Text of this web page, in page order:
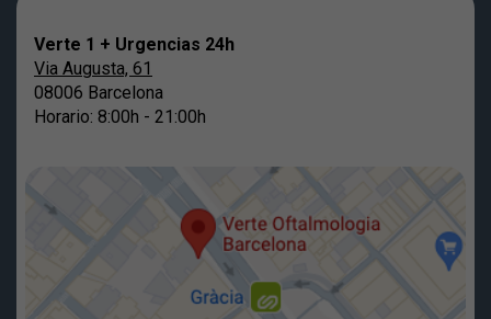
Verte 1 + Urgencias 24h
Via Augusta, 61
08006 Barcelona
Horario: 8:00h - 21:00h